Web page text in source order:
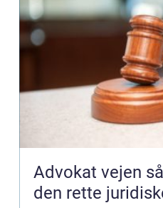
Advokat vejen sådan finder du
den rette